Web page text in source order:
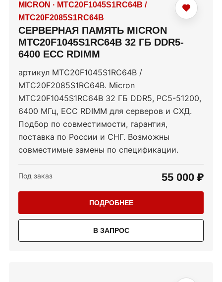
MICRON · MTC20F1045S1RC64B /
MTC20F2085S1RC64B
СЕРВЕРНАЯ ПАМЯТЬ MICRON
MTC20F1045S1RC64B 32 ГБ DDR5-
6400 ECC RDIMM
артикул MTC20F1045S1RC64B /
MTC20F2085S1RC64B. Micron
MTC20F1045S1RC64B 32 ГБ DDR5, PC5-51200,
6400 МГц, ECC RDIMM для серверов и СХД.
Подбор по совместимости, гарантия,
поставка по России и СНГ. Возможны
совместимые замены по спецификации.
Под заказ 55 000 ₽
ПОДРОБНЕЕ
В ЗАПРОС